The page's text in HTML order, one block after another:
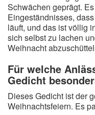
Schwächen geprägt.
Eingeständnisses,
läuft, und das ist völlig
sich selbst zu lachen
Weihnacht
Für welche
Gedicht
Dieses Gedicht ist der
Weihnachtsfeiern. Es